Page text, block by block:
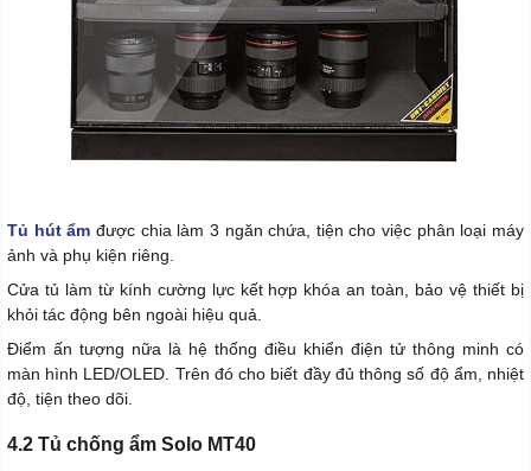
Tủ hút ẩm được chia làm 3 ngăn chứa, tiện cho việc phân loại máy
ảnh và phụ kiện riêng.
Cửa tủ làm từ kính cường lực kết hợp khóa an toàn, bảo vệ thiết bị
khỏi tác động bên ngoài hiệu quả.
Điểm ấn tượng nữa là hệ thống điều khiển điện tử thông minh có
màn hình LED/OLED. Trên đó cho biết đầy đủ thông số độ ẩm, nhiệt
độ, tiện theo dõi.
4.2 Tủ chống ẩm Solo MT40